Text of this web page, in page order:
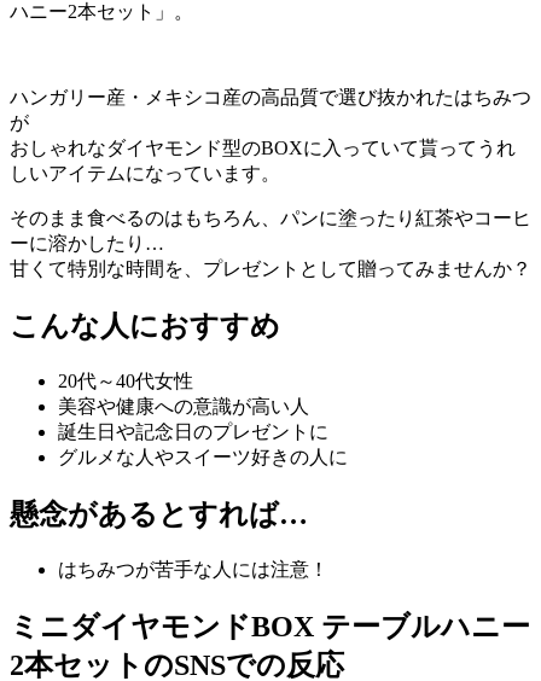
ハニー2本セット」。
ハンガリー産・メキシコ産の高品質で選び抜かれたはちみつ
が
おしゃれなダイヤモンド型のBOXに入っていて貰ってうれ
しいアイテムになっています。
そのまま食べるのはもちろん、パンに塗ったり紅茶やコーヒ
ーに溶かしたり…
甘くて特別な時間を、プレゼントとして贈ってみませんか？
こんな人におすすめ
20代～40代女性
美容や健康への意識が高い人
誕生日や記念日のプレゼントに
グルメな人やスイーツ好きの人に
懸念があるとすれば…
はちみつが苦手な人には注意！
ミニダイヤモンドBOX テーブルハニー
2本セットのSNSでの反応